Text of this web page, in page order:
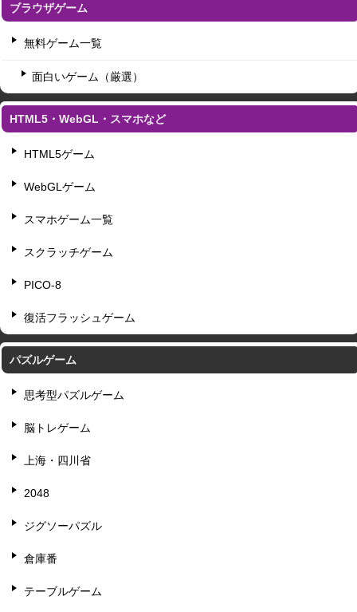
ブラウザゲーム
無料ゲーム一覧
面白いゲーム（厳選）
HTML5・WebGL・スマホなど
HTML5ゲーム
WebGLゲーム
スマホゲーム一覧
スクラッチゲーム
PICO-8
復活フラッシュゲーム
パズルゲーム
思考型パズルゲーム
脳トレゲーム
上海・四川省
2048
ジグソーパズル
倉庫番
テーブルゲーム